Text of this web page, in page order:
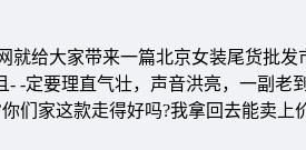
就给大家带来一篇北京女装尾货批发
-定要理直气壮，声音洪亮，一副老
们家这款走得好吗?我拿回去能卖上